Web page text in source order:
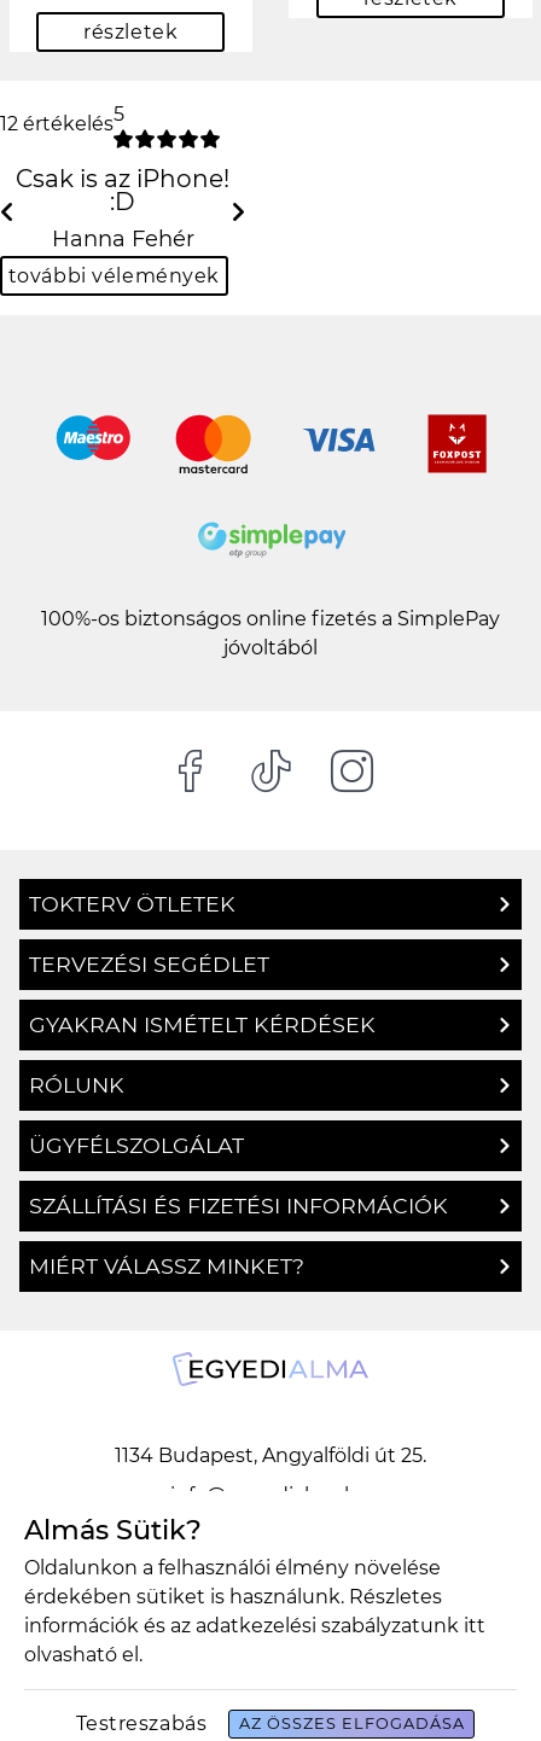
részletek
12 értékelés5
Csak is az iPhone! :D
Hanna Fehér
Previous
további vélemények
100%-os biztonságos online fizetés a SimplePay
jóvoltából
TOKTERV ÖTLETEK
TERVEZÉSI SEGÉDLET
GYAKRAN ISMÉTELT KÉRDÉSEK
RÓLUNK
ÜGYFÉLSZOLGÁLAT
SZÁLLÍTÁSI ÉS FIZETÉSI INFORMÁCIÓK
MIÉRT VÁLASSZ MINKET?
1134 Budapest, Angyalföldi út 25.
info@egyedialma.hu
1134 Budapest, Angyalföldi út 25.
info@egyedialma.hu
Almás Sütik?
Oldalunkon a felhasználói élmény növelése
érdekében sütiket is használunk. Részletes
információk és az adatkezelési szabályzatunk itt
olvasható el.
Testreszabás AZ ÖSSZES ELFOGADÁSA